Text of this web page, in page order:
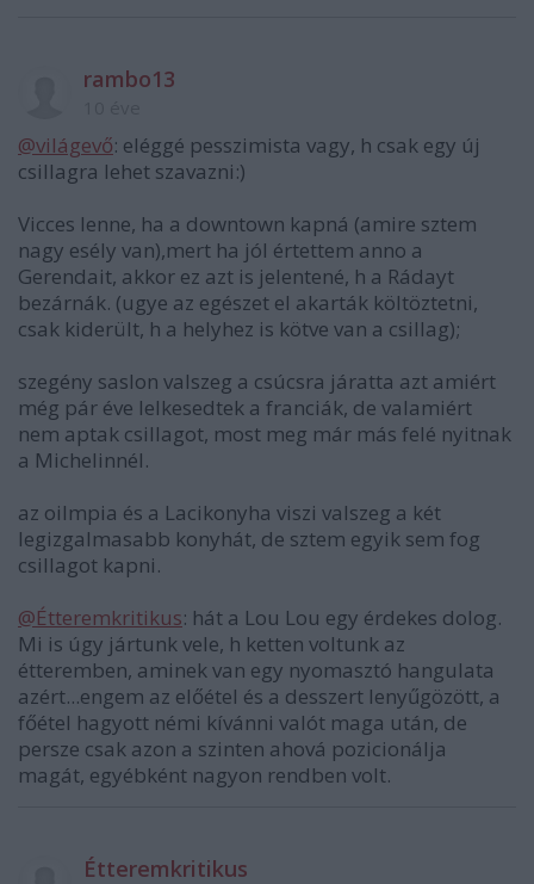
rambo13
@világevő: eléggé pesszimista vagy, h csak egy új
csillagra lehet szavazni:)
Vicces lenne, ha a downtown kapná (amire sztem
nagy esély van),mert ha jól értettem anno a
Gerendait, akkor ez azt is jelentené, h a Rádayt
bezárnák. (ugye az egészet el akarták költöztetni,
csak kiderült, h a helyhez is kötve van a csillag);
szegény saslon valszeg a csúcsra járatta azt amiért
még pár éve lelkesedtek a franciák, de valamiért
nem aptak csillagot, most meg már más felé nyitnak
a Michelinnél.
az oilmpia és a Lacikonyha viszi valszeg a két
legizgalmasabb konyhát, de sztem egyik sem fog
csillagot kapni.
@Étteremkritikus: hát a Lou Lou egy érdekes dolog.
Mi is úgy jártunk vele, h ketten voltunk az
étteremben, aminek van egy nyomasztó hangulata
azért...engem az előétel és a desszert lenyűgözött, a
főétel hagyott némi kívánni valót maga után, de
persze csak azon a szinten ahová pozicionálja
magát, egyébként nagyon rendben volt.
Étteremkritikus